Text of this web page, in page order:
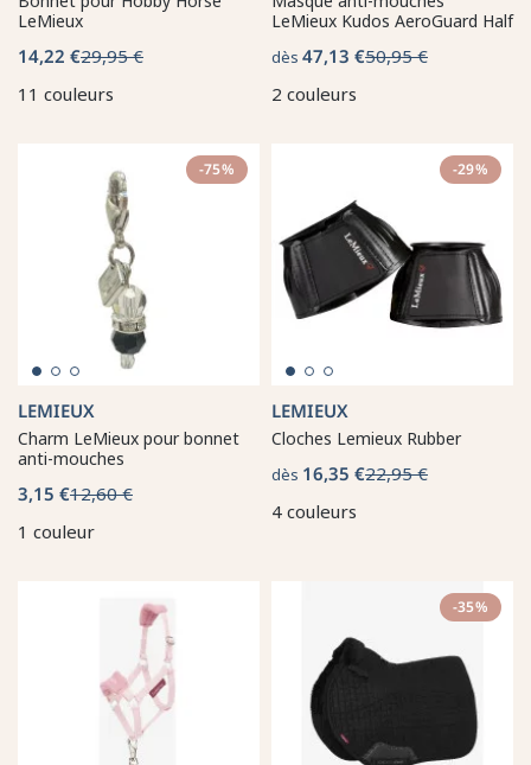
LeMieux
14,22 €29,95 €
11 couleurs
LeMieux Kudos AeroGuard Half
dès 47,13 €50,95 €
2 couleurs
-75%
LEMIEUX
Charm LeMieux pour bonnet
anti-mouches
3,15 €12,60 €
1 couleur
-29%
LEMIEUX
Cloches Lemieux Rubber
dès 16,35 €22,95 €
4 couleurs
-35%